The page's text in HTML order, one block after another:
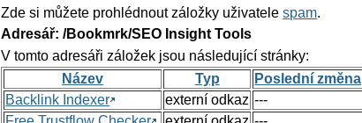
Zde si můžete prohlédnout záložky uživatelespam.
Adresář: /Bookmrk/SEO Insight Tools
V tomto adresáři záložek jsou následující stránky:
Název
Typ
Poslední změna
Backlink Indexer
externí odkaz ---